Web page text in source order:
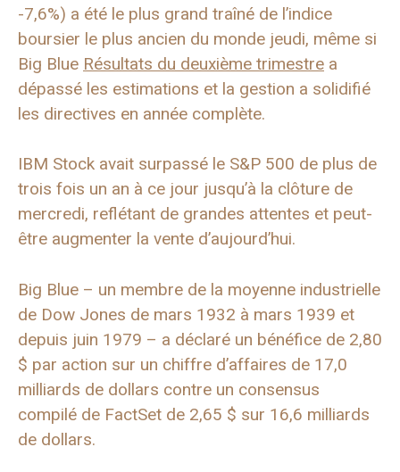
-7,6%) a été le plus grand traîné de l’indice
boursier le plus ancien du monde jeudi, même si
Big Blue Résultats du deuxième trimestre a
dépassé les estimations et la gestion a solidifié
les directives en année complète.
IBM Stock avait surpassé le S&P 500 de plus de
trois fois un an à ce jour jusqu’à la clôture de
mercredi, reflétant de grandes attentes et peut-
être augmenter la vente d’aujourd’hui.
Big Blue – un membre de la moyenne industrielle
de Dow Jones de mars 1932 à mars 1939 et
depuis juin 1979 – a déclaré un bénéfice de 2,80
$ par action sur un chiffre d’affaires de 17,0
milliards de dollars contre un consensus
compilé de FactSet de 2,65 $ sur 16,6 milliards
de dollars.